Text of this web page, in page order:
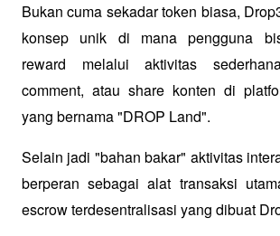
Bukan cuma sekadar token biasa,
konsep unik di mana pengguna
reward melalui aktivitas
comment, atau share konten di
yang bernama "DROP Land".
Selain jadi "bahan bakar" aktivitas
berperan sebagai alat transaksi
escrow terdesentralisasi yang dibuat